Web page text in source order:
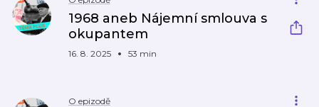
1968 aneb Nájemní smlouva s
okupantem
16. 8. 2025 53 min
O epizodě